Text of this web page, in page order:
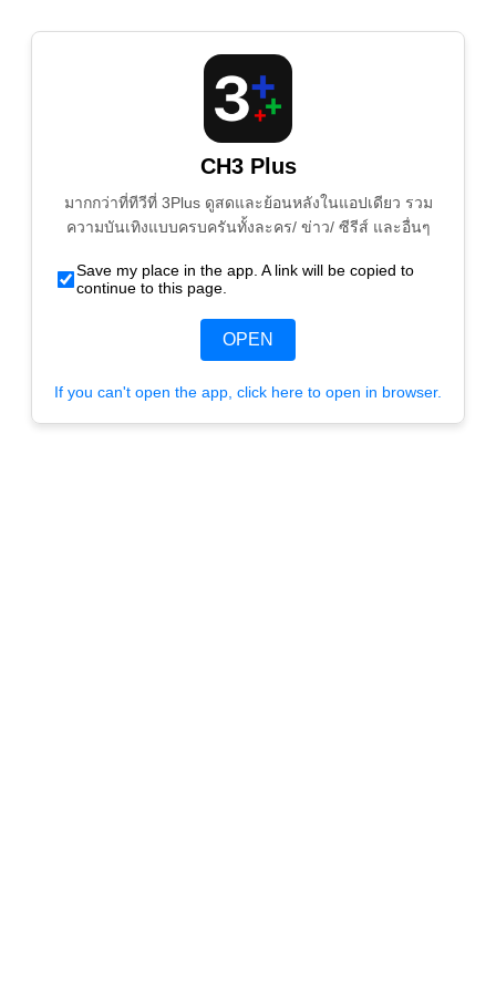
CH3 Plus
มากกว่าที่ทีวีที่ 3Plus ดูสดและย้อนหลังในแอปเดียว รวม
ความบันเทิงแบบครบครันทั้งละคร/ ข่าว/ ซีรีส์ และอื่นๆ
Save my place in the app. A link will be copied to
continue to this page.
OPEN
If you can't open the app, click here to open in browser.